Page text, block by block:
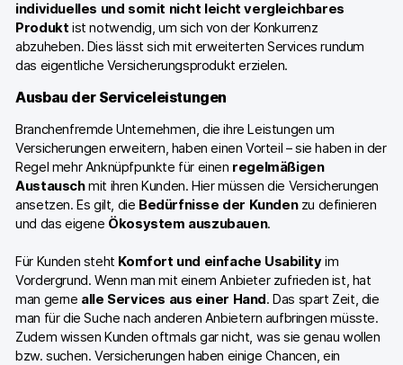
individuelles und somit nicht leicht vergleichbares
Produkt ist notwendig, um sich von der Konkurrenz
abzuheben. Dies lässt sich mit erweiterten Services rundum
das eigentliche Versicherungsprodukt erzielen.
Ausbau der Serviceleistungen
Branchenfremde Unternehmen, die ihre Leistungen um
Versicherungen erweitern, haben einen Vorteil – sie haben in der
Regel mehr Anknüpfpunkte für einen regelmäßigen
Austauschmit ihren Kunden. Hier müssen die Versicherungen
ansetzen. Es gilt, die Bedürfnisse der Kunden zu definieren
und das eigene Ökosystem auszubauen.
Für Kunden steht Komfort und einfache Usabilityim
Vordergrund. Wenn man mit einem Anbieter zufrieden ist, hat
man gerne alle Services aus einer Hand. Das spart Zeit, die
man für die Suche nach anderen Anbietern aufbringen müsste.
Zudem wissen Kunden oftmals gar nicht, was sie genau wollen
bzw. suchen. Versicherungen haben einige Chancen, ein